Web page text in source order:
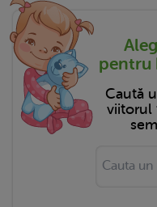
pentru
Caută
viitorul